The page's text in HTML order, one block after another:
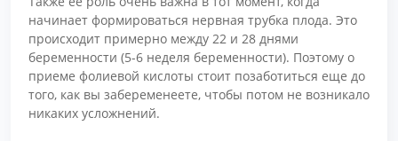
начинает формироваться нервная трубка плода. Это
происходит примерно между 22 и 28 днями
беременности (5-6 неделя беременности). Поэтому о
приеме фолиевой кислоты стоит позаботиться еще до
того, как вы забеременеете, чтобы потом не возникало
никаких усложнений.